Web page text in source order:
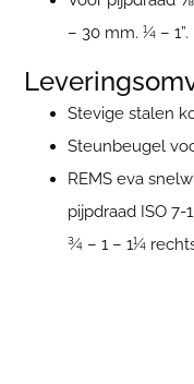
– 30 mm. ¼ – 1”.
Stevige stalen
Steunbeugel
REMS eva
pijpdraad ISO 7-
¾ – 1 – 1¼